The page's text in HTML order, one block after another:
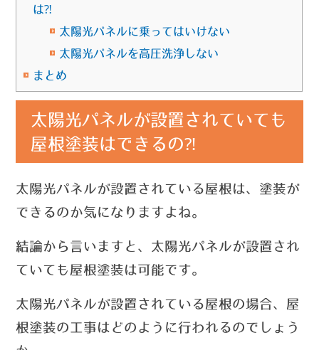
は⁈
太陽光パネルに乗ってはいけない
太陽光パネルを高圧洗浄しない
まとめ
太陽光パネルが設置されていても
屋根塗装はできるの⁈
太陽光パネルが設置されている屋根は、塗装が
できるのか気になりますよね。
結論から言いますと、 太陽光パネルが設置され
ていても屋根塗装は可能です。
太陽光パネルが設置されている屋根の場合、屋
根塗装の工事はどのように行われるのでしょう